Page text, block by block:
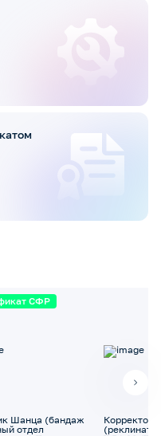
СФР
Шанца (бандаж
отдел
Корректор